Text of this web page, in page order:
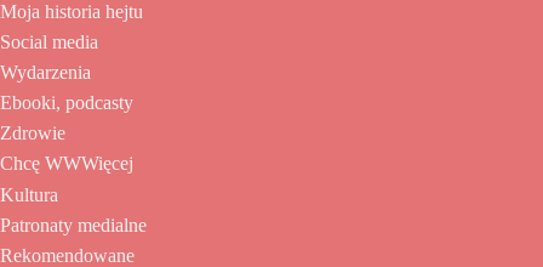
Moja historia hejtu
Social media
Wydarzenia
Ebooki, podcasty
Zdrowie
Chcę WWWięcej
Kultura
Patronaty medialne
Rekomendowane